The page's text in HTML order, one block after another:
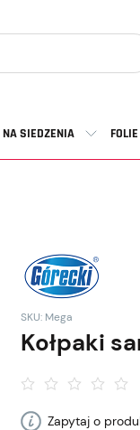
NA SIEDZENIA
SKU: Mega
Kołpaki
Zapytaj o